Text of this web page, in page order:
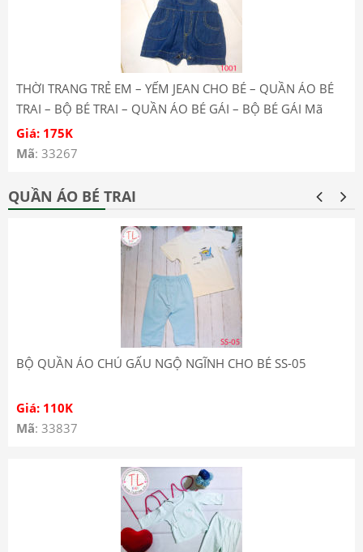
THỜI TRANG TRẺ EM – YẾM JEAN CHO BÉ – QUẦN ÁO BÉ
TRAI – BỘ BÉ TRAI – QUẦN ÁO BÉ GÁI – BỘ BÉ GÁI Mã
1001
Giá: 175K
Mã: 33267
QUẦN ÁO BÉ TRAI
BỘ QUẦN ÁO CHÚ GẤU NGỘ NGĨNH CHO BÉ SS-05
Giá: 110K
Mã: 33837